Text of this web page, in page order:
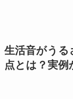
生活音がうる
点とは？実例